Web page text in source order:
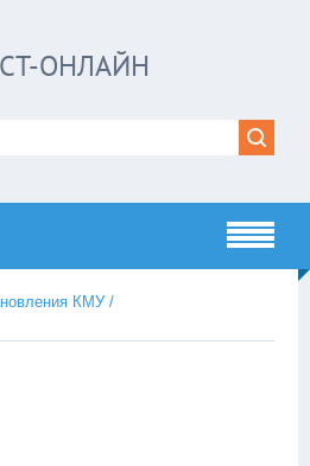
ОНЛАЙН
КМУ /